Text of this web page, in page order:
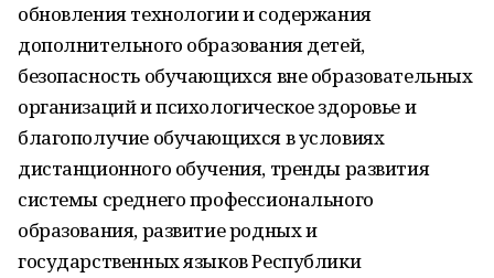
обновления технологии и содержания
дополнительного образования детей,
безопасность обучающихся вне образовательных
организаций и психологическое здоровье и
благополучие обучающихся в условиях
дистанционного обучения, тренды развития
системы среднего профессионального
образования, развитие родных и
государственных языков Республики